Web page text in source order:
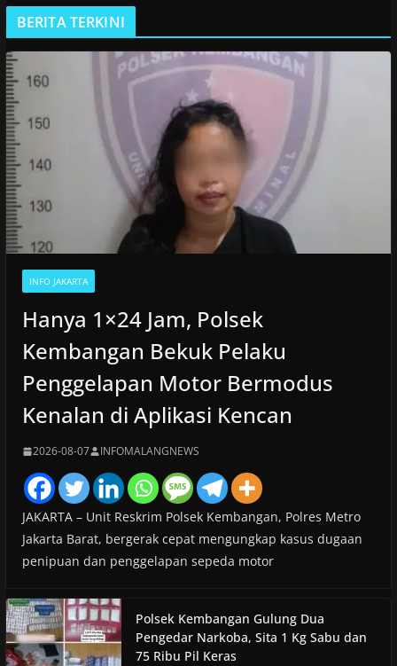
BERITA TERKINI
INFO JAKARTA
Hanya 1×24 Jam, Polsek
Kembangan Bekuk Pelaku
Penggelapan Motor Bermodus
Kenalan di Aplikasi Kencan
2026-08-07 INFOMALANGNEWS
JAKARTA – Unit Reskrim Polsek Kembangan, Polres Metro
Jakarta Barat, bergerak cepat mengungkap kasus dugaan
penipuan dan penggelapan sepeda motor
Polsek Kembangan Gulung Dua
Pengedar Narkoba, Sita 1 Kg Sabu dan
75 Ribu Pil Keras